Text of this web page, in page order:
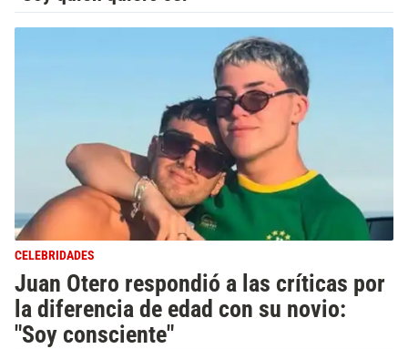
CELEBRIDADES
Juan Otero respondió a las críticas por
la diferencia de edad con su novio:
"Soy consciente"